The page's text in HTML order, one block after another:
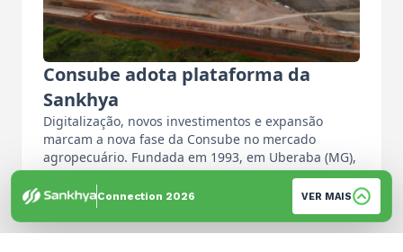
Consube adota plataforma da
Sankhya
Digitalização, novos investimentos e expansão
marcam a nova fase da Consube no mercado
agropecuário. Fundada em 1993, em Uberaba (MG),
…
Por: Equipe de Imprensa
Connection 2026 VER MAIS